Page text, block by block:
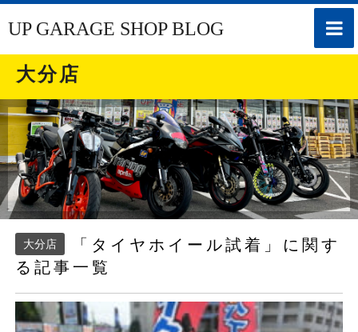
toggle
UP GARAGE SHOP BLOG
大分店
大分店
「タイヤホイール試着」に関す
る記事一覧